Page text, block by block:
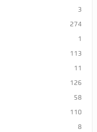
3
274
1
113
11
126
58
110
8